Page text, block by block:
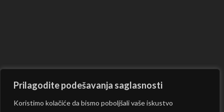
Prilagodite podešavanja saglasnosti
Koristimo kolačiće da bismo poboljšali vaše iskustvo